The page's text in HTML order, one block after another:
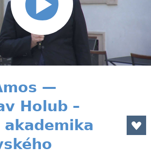
—
Holub –
akademika